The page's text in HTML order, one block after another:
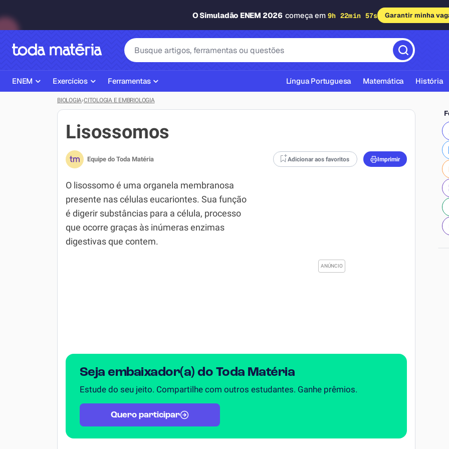
O Simuladão ENEM 2026 começa em 9h 22min 56s Garantir minha
ENEM
Página Inicial ENEM
Plano de Estudos
Corretor de Redação
Exercícios ENEM
Simulados ENEM
Simulador SiSU
Exercícios
ENEM
Matemática
História
Biologia
Inglês
Geografia
Física
Ferramentas
Ajudante de Dever de Casa
Gerador Referências Bibliográficas ABNT
Língua Portuguesa Matemática História
BIOLOGIA›CITOLOGIA E EMBRIOLOGIA
Lisossomos
Equipe do Toda Matéria Adicionar aos favoritos Imprimir
O lisossomo é uma organela membranosa
presente nas células eucariontes. Sua função
é digerir substâncias para a célula, processo
que ocorre graças às inúmeras enzimas
digestivas que contem.
Seja embaixador(a) do Toda Matéria
Estude do seu jeito. Compartilhe com outros estudantes. Ganhe prêmios.
Quero participar